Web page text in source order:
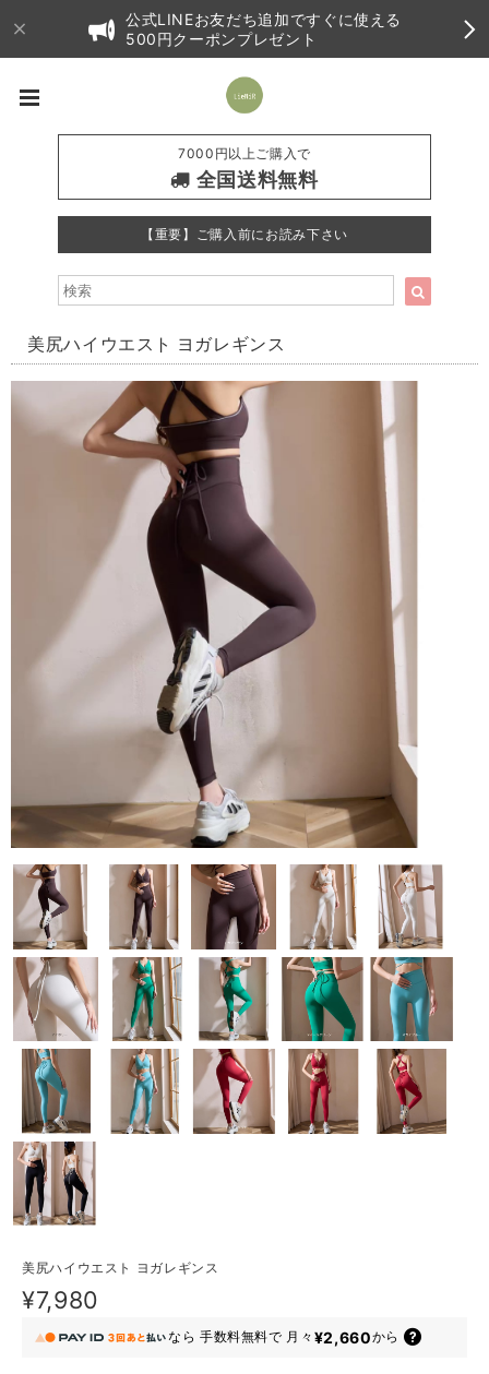
公式LINEお友だち追加ですぐに使える
500円クーポンプレゼント
7000円以上ご購入で
全国送料無料
【重要】ご購入前にお読み下さい
美尻ハイウエスト ヨガレギンス
美尻ハイウエスト ヨガレギンス
¥7,980
なら 手数料無料で 月々 ¥2,660から